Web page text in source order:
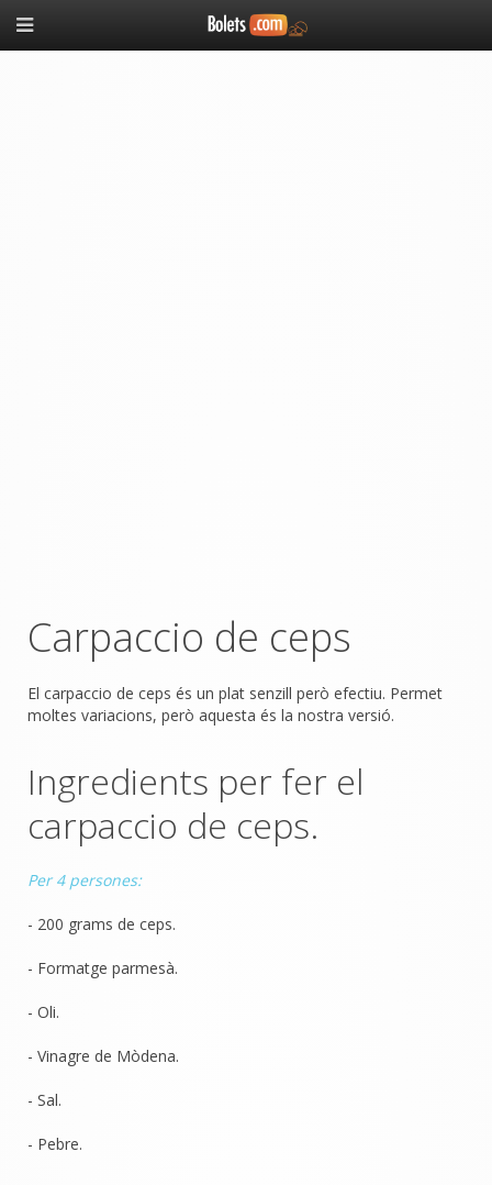
Carpaccio de ceps
El carpaccio de ceps és un plat senzill però efectiu. Permet
moltes variacions, però aquesta és la nostra versió.
Ingredients per fer el
carpaccio de ceps.
Per 4 persones:
- 200 grams de ceps.
- Formatge parmesà.
- Oli.
- Vinagre de Mòdena.
- Sal.
- Pebre.